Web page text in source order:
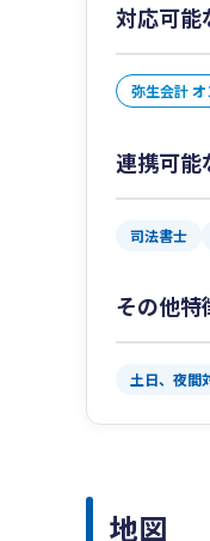
対応可能
弥生会計
連携可能
司法書士
その他特
土日、夜間
地図